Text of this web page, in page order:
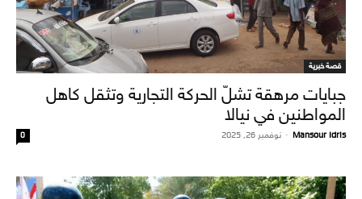
قصة خبرية
جبايات مرهقة تشلّ الحركة التجارية وتثقل كاهل
المواطنين في نيالا
Mansour Idris
- نوفمبر 26, 2025 0